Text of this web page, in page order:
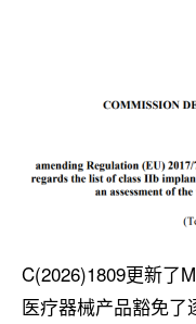
C(2026)1809更新了
医疗器械产品豁免了